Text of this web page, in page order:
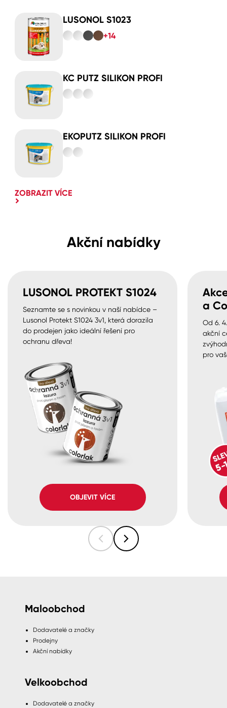
LUSONOL S1023
+14
KC PUTZ SILIKON PROFI
EKOPUTZ SILIKON PROFI
ZOBRAZIT VÍCE
Akční nabídky
LUSONOL PROTEKT S1024
Seznamte se s novinkou v naší nabídce –
Lusonol Protekt S1024 3v1, která dorazila
do prodejen jako ideální řešení pro
ochranu dřeva!
OBJEVIT VÍCE
a
Od 6.
akční
pro
Maloobchod
Dodavatelé a značky
Prodejny
Akční nabídky
Velkoobchod
Dodavatelé a značky